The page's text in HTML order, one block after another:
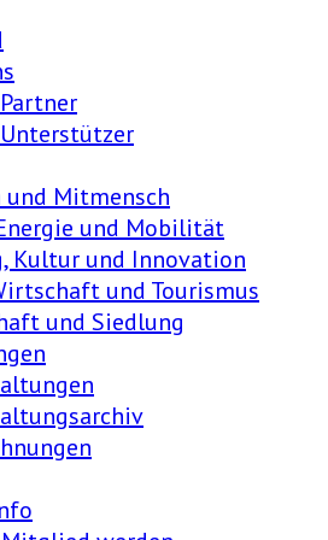
und Mitmensch
und Mobilität
Kultur und Innovation
und Tourismus
und Siedlung